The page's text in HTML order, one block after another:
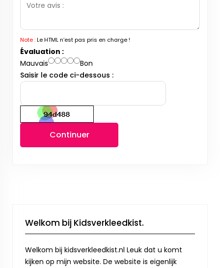
Note :Le HTML n’est pas pris en charge !
Évaluation :
Mauvais
Bon
Saisir le code ci-dessous :
Continuer
Welkom bij Kidsverkleedkist.
Welkom bij kidsverkleedkist.nl Leuk dat u komt
kijken op mijn website. De website is eigenlijk